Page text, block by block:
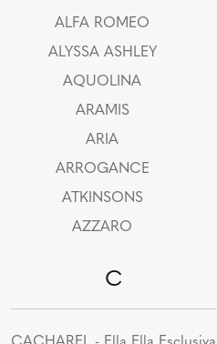
ALFA ROMEO
ALYSSA ASHLEY
AQUOLINA
ARAMIS
ARIA
ARROGANCE
ATKINSONS
AZZARO
C